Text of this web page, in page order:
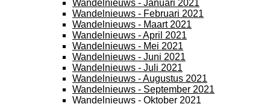
Wandelnieuws - Januari 2021
Wandelnieuws - Februari 2021
Wandelnieuws - Maart 2021
Wandelnieuws - April 2021
Wandelnieuws - Mei 2021
Wandelnieuws - Juni 2021
Wandelnieuws - Juli 2021
Wandelnieuws - Augustus 2021
Wandelnieuws - September 2021
Wandelnieuws - Oktober 2021